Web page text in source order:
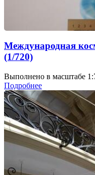
Международная
(1/720)
Выполнено в масштабе
Подробнее